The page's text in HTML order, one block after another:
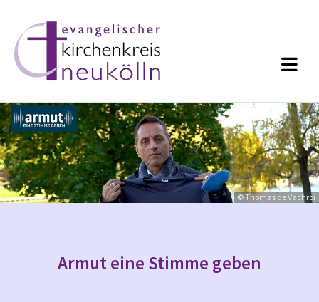
© Thomas de Vachroi
Armut eine Stimme geben